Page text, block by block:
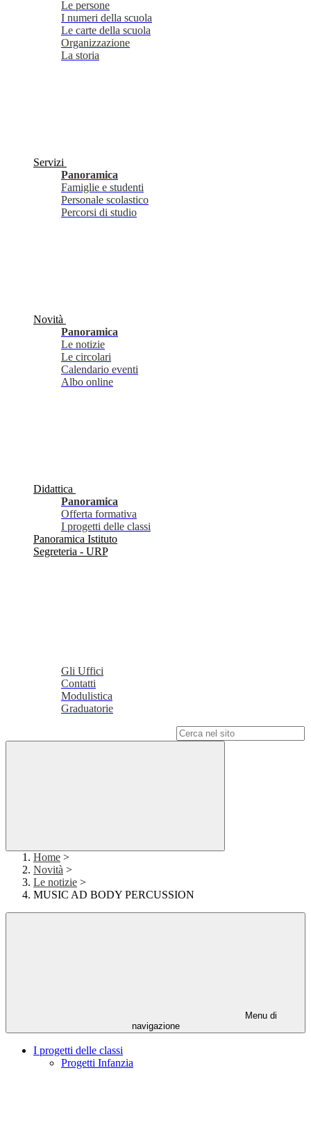
Le persone
I numeri della scuola
Le carte della scuola
Organizzazione
La storia
Servizi
Panoramica
Famiglie e studenti
Personale scolastico
Percorsi di studio
Novità
Panoramica
Le notizie
Le circolari
Calendario eventi
Albo online
Didattica
Panoramica
Offerta formativa
I progetti delle classi
Panoramica Istituto
Segreteria - URP
Gli Uffici
Contatti
Modulistica
Graduatorie
Home >
Novità >
Le notizie >
MUSIC AD BODY PERCUSSION
Menu di
navigazione
I progetti delle classi
Progetti Infanzia